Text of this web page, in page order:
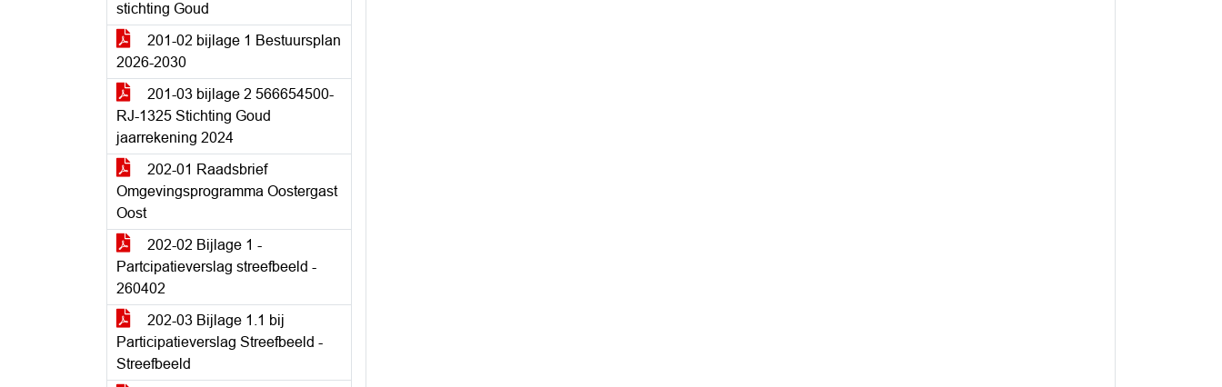
stichting Goud
201-02 bijlage 1 Bestuursplan
2026-2030
201-03 bijlage 2 566654500-
RJ-1325 Stichting Goud
jaarrekening 2024
202-01 Raadsbrief
Omgevingsprogramma Oostergast
Oost
202-02 Bijlage 1 -
Partcipatieverslag streefbeeld -
260402
202-03 Bijlage 1.1 bij
Participatieverslag Streefbeeld -
Streefbeeld